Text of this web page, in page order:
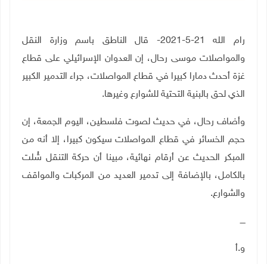
رام الله 21-5-2021- قال الناطق باسم وزارة النقل
والمواصلات موسى رحال، إن العدوان الإسرائيلي على قطاع
غزة أحدث دمارا كبيرا في قطاع المواصلات، جراء التدمير الكبير
الذي لحق بالبنية التحتية للشوارع وغيرها.
وأضاف رحال، في حديث لصوت فلسطين، اليوم الجمعة، إن
حجم الخسائر في قطاع المواصلات سيكون كبيرا، إلا أنه من
المبكر الحديث عن أرقام نهائية، مبينا أن حركة التنقل شُلت
بالكامل، بالإضافة إلى تدمير العديد من المركبات والمواقف
والشوارع.
ــــ
و.أ